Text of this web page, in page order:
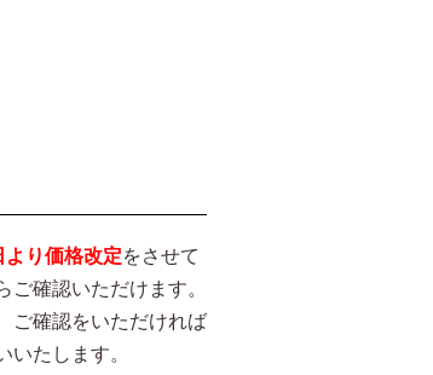
り価格改定をさせて
確認いただけます。
ご確認をいただければ
たします。